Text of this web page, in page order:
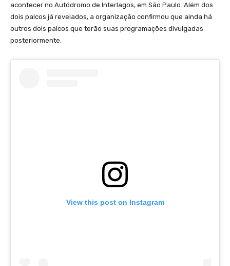
acontecer no Autódromo de Interlagos, em São Paulo. Além dos
dois palcos já revelados, a organização confirmou que ainda há
outros dois palcos que terão suas programações divulgadas
posteriormente.
View this post on Instagram